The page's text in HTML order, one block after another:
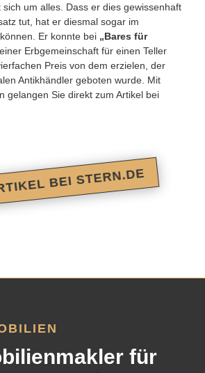
um alles. Dass er dies gewissenhaft
tut, hat er diesmal sogar im
Er konnte bei „Bares für
Erbgemeinschaft für einen Teller
Preis von dem erzielen, der
Antikhändler geboten wurde. Mit
gelangen Sie direkt zum Artikel bei
BEI STERN.DE
für